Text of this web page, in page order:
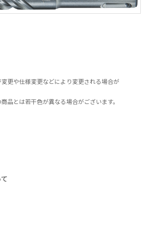
更や仕様変更などにより変更される場合が
品とは若干色が異なる場合がございます。